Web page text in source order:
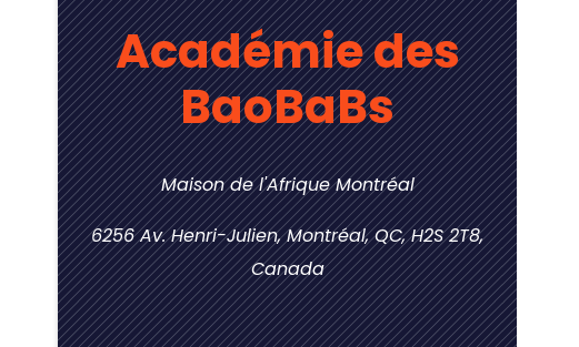
Académie des
BaoBaBs
Maison de l'Afrique Montréal
6256 Av. Henri-Julien, Montréal, QC, H2S 2T8,
Canada